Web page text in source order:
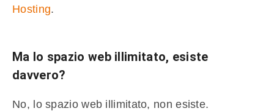
Hosting.
Ma lo spazio web illimitato, esiste
davvero?
No, lo spazio web illimitato, non esiste.